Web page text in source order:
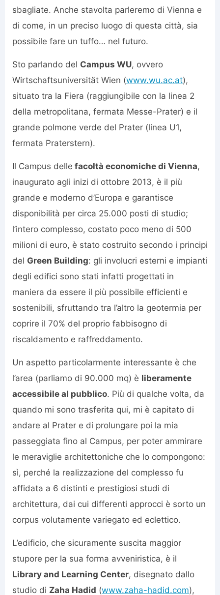
sbagliate. Anche stavolta parleremo di Vienna e
di come, in un preciso luogo di questa città, sia
possibile fare un tuffo… nel futuro.
Sto parlando del Campus WU, ovvero
Wirtschaftsuniversität Wien (www.wu.ac.at),
situato tra la Fiera (raggiungibile con la linea 2
della metropolitana, fermata Messe-Prater) e il
grande polmone verde del Prater (linea U1,
fermata Praterstern).
Il Campus delle facoltà economiche di Vienna,
inaugurato agli inizi di ottobre 2013, è il più
grande e moderno d’Europa e garantisce
disponibilità per circa 25.000 posti di studio;
l’intero complesso, costato poco meno di 500
milioni di euro, è stato costruito secondo i principi
del Green Building: gli involucri esterni e impianti
degli edifici sono stati infatti progettati in
maniera da essere il più possibile efficienti e
sostenibili, sfruttando tra l’altro la geotermia per
coprire il 70% del proprio fabbisogno di
riscaldamento e raffreddamento.
Un aspetto particolarmente interessante è che
l’area (parliamo di 90.000 mq) è liberamente
accessibile al pubblico. Più di qualche volta, da
quando mi sono trasferita qui, mi è capitato di
andare al Prater e di prolungare poi la mia
passeggiata fino al Campus, per poter ammirare
le meraviglie architettoniche che lo compongono:
sì, perché la realizzazione del complesso fu
affidata a 6 distinti e prestigiosi studi di
architettura, dai cui differenti approcci è sorto un
corpus volutamente variegato ed eclettico.
L’edificio, che sicuramente suscita maggior
stupore per la sua forma avveniristica, è il
Library and Learning Center, disegnato dallo
studio di Zaha Hadid (www.zaha-hadid.com),